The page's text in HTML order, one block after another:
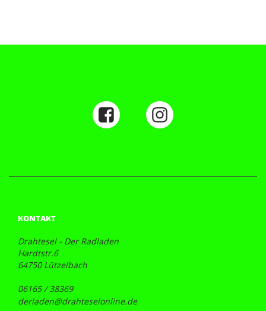
KONTAKT
Drahtesel - Der Radladen
Hardtstr.6
64750 Lützelbach
06165 / 38369
derladen@drahteselonline.de